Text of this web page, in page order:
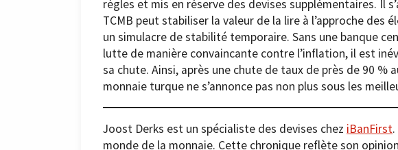
règles et mis en réserve des devises supplémentaires. Il
TCMB peut stabiliser la valeur de la lire à l’approche des
un simulacre de stabilité temporaire. Sans une banque
lutte de manière convaincante contre l’inflation, il est
sa chute. Ainsi, après une chute de taux de près de 90 %
monnaie turque ne s’annonce pas non plus sous les
Joost Derks est un spécialiste des devises chez iBanFirst
monde de la monnaie. Cette chronique reflète son